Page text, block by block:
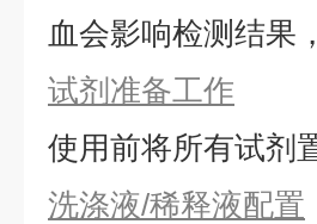
血会影响检测结果
试剂准备工作
使用前将所有试剂
洗涤液/稀释液配置